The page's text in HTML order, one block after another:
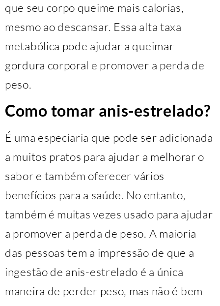
que seu corpo queime mais calorias,
mesmo ao descansar. Essa alta taxa
metabólica pode ajudar a queimar
gordura corporal e promover a perda de
peso.
Como tomar anis-estrelado?
É uma especiaria que pode ser adicionada
a muitos pratos para ajudar a melhorar o
sabor e também oferecer vários
benefícios para a saúde. No entanto,
também é muitas vezes usado para ajudar
a promover a perda de peso. A maioria
das pessoas tem a impressão de que a
ingestão de anis-estrelado é a única
maneira de perder peso, mas não é bem